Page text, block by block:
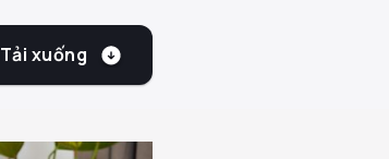
Tải xuống